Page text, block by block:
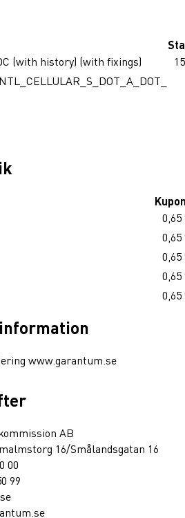
(with history) (with fixings)
0,65
0,65
0,65
0,65
0,65
www.garantum.se
AB
16/Smålandsgatan 16
00
99